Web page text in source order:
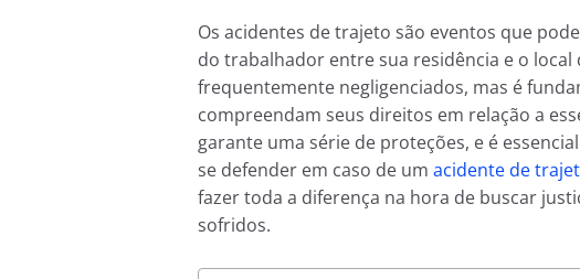
Os acidentes de trajeto são eventos que
do trabalhador entre sua residência e o local
frequentemente negligenciados, mas é
compreendam seus direitos em relação a
garante uma série de proteções, e é
se defender em caso de um acidente de
fazer toda a diferença na hora de buscar
sofridos.